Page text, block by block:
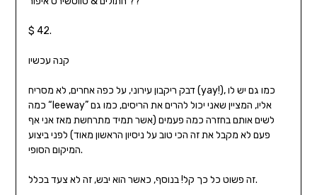
$ 42.
קנה עכשיו
דבק ריקבון עירוני, על כפה אחרים, לא מסריח (yay!), כמו גם יש לו
כמה “leeway” אליו, המציין שאני יכול להרים את הריסים, כמו גם
לשים אותם בחזרה כמה פעמים (אשר תמיד מתרחשת מאז אני אף
פעם לא מקבל את זה הכי טוב על ניסיון הראשון מאוד) לפני ביצוע
המיקום הסופי.
זה פשוט כל כך קל! בנוסף, כאשר הוא יבש, זה לא צעד בכלל.